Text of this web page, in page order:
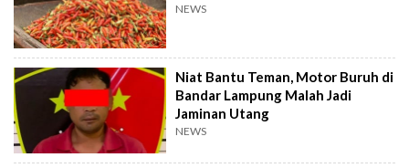
NEWS
Niat Bantu Teman, Motor Buruh di
Bandar Lampung Malah Jadi
Jaminan Utang
NEWS